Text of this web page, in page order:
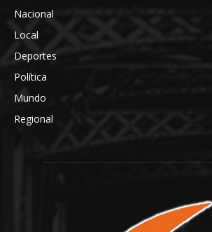
Nacional
Local
Deportes
Política
Mundo
Regional